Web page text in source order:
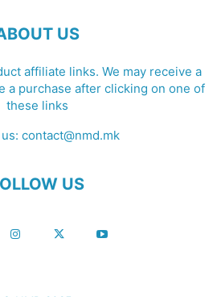
US
affiliate links. We may receive a
a purchase after clicking on one of
these links
contact@nmd.mk
US